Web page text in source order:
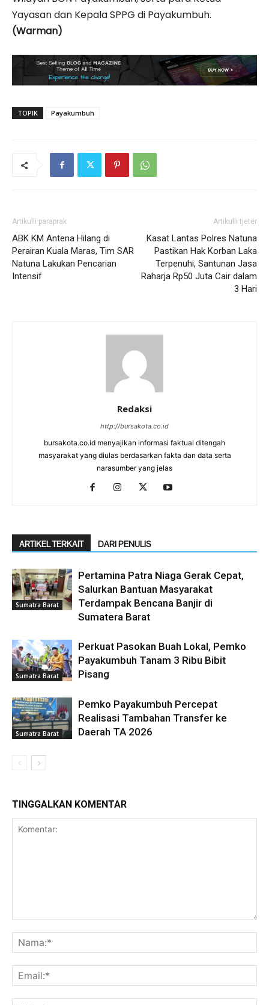
Yayasan dan Kepala SPPG di Payakumbuh.
(Warman)
TOPIK Payakumbuh
Artikulli paraprak
ABK KM Antena Hilang di
Perairan Kuala Maras, Tim SAR
Natuna Lakukan Pencarian
Intensif
Artikulli tjetër
Kasat Lantas Polres Natuna
Pastikan Hak Korban Laka
Terpenuhi, Santunan Jasa
Raharja Rp50 Juta Cair dalam
3 Hari
Redaksi
http://bursakota.co.id
bursakota.co.id menyajikan informasi faktual ditengah
masyarakat yang diulas berdasarkan fakta dan data serta
narasumber yang jelas
ARTIKEL TERKAIT DARI PENULIS
Sumatra Barat
Pertamina Patra Niaga Gerak Cepat,
Salurkan Bantuan Masyarakat
Terdampak Bencana Banjir di
Sumatera Barat
Sumatra Barat
Perkuat Pasokan Buah Lokal, Pemko
Payakumbuh Tanam 3 Ribu Bibit
Pisang
Sumatra Barat
Pemko Payakumbuh Percepat
Realisasi Tambahan Transfer ke
Daerah TA 2026
TINGGALKAN KOMENTAR